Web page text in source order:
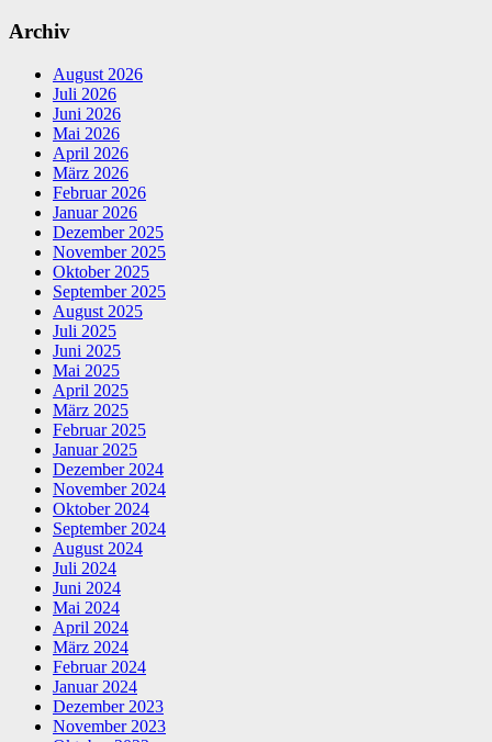
Archiv
August 2026
Juli 2026
Juni 2026
Mai 2026
April 2026
März 2026
Februar 2026
Januar 2026
Dezember 2025
November 2025
Oktober 2025
September 2025
August 2025
Juli 2025
Juni 2025
Mai 2025
April 2025
März 2025
Februar 2025
Januar 2025
Dezember 2024
November 2024
Oktober 2024
September 2024
August 2024
Juli 2024
Juni 2024
Mai 2024
April 2024
März 2024
Februar 2024
Januar 2024
Dezember 2023
November 2023